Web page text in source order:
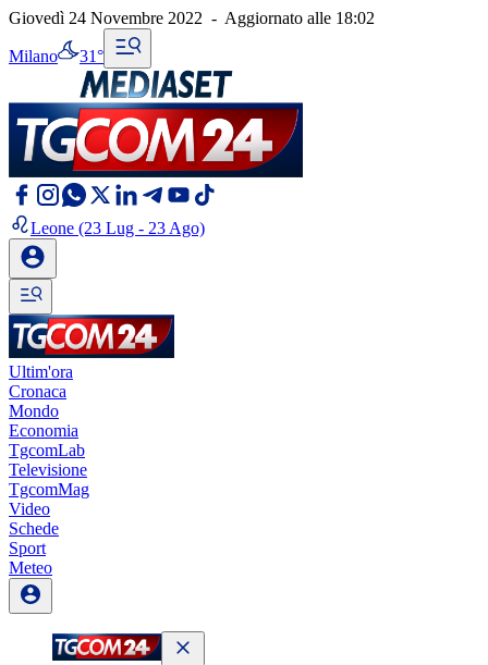
Giovedì 24 Novembre 2022 - Aggiornato alle 18:02
Milano 31°
Leone (23 Lug - 23 Ago)
Ultim'ora
Cronaca
Mondo
Economia
TgcomLab
Televisione
TgcomMag
Video
Schede
Sport
Meteo